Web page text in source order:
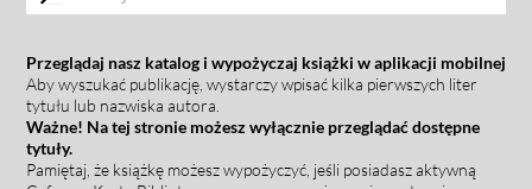
Przeglądaj nasz katalog i wypożyczaj książki w aplikacji mobilnej
Aby wyszukać publikację, wystarczy wpisać kilka pierwszych liter
tytułu lub nazwiska autora.
Ważne! Na tej stronie możesz wyłącznie przeglądać dostępne
tytuły.
Pamiętaj, że książkę możesz wypożyczyć, jeśli posiadasz aktywną